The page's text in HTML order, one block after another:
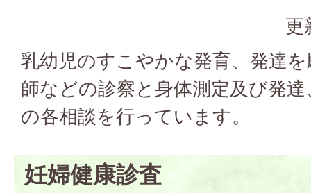
更
乳幼児のすこやかな発育、発達
師などの診察と身体測定及び発
の各相談を行っています。
妊婦健康診査